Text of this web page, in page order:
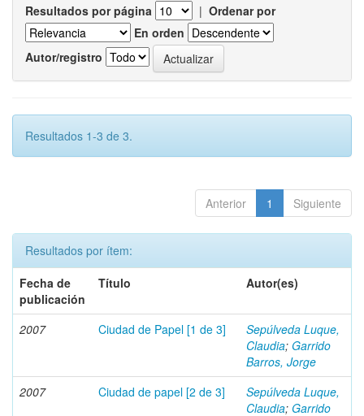
Resultados por página | Ordenar por
En orden
Autor/registro
Resultados 1-3 de 3.
Anterior 1 Siguiente
Resultados por ítem:
Fecha de
publicación
Título Autor(es)
2007 Ciudad de Papel [1 de 3]
Sepúlveda Luque,
Claudia; Garrido
Barros, Jorge
2007
Ciudad de papel [2 de 3]
Sepúlveda Luque,
Claudia; Garrido